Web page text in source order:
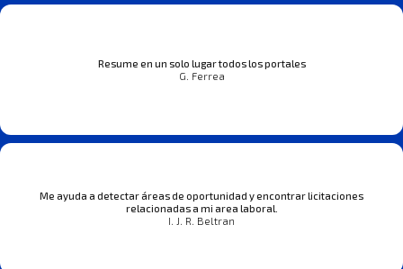
Resume en un solo lugar todos los portales
G. Ferrea
Me ayuda a detectar áreas de oportunidad y encontrar licitaciones
relacionadas a mi area laboral.
I. J. R. Beltran